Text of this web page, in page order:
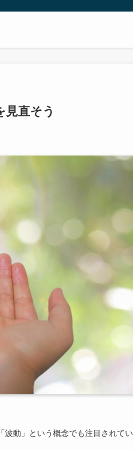
見直そう
波動」という概念でも注目されてい